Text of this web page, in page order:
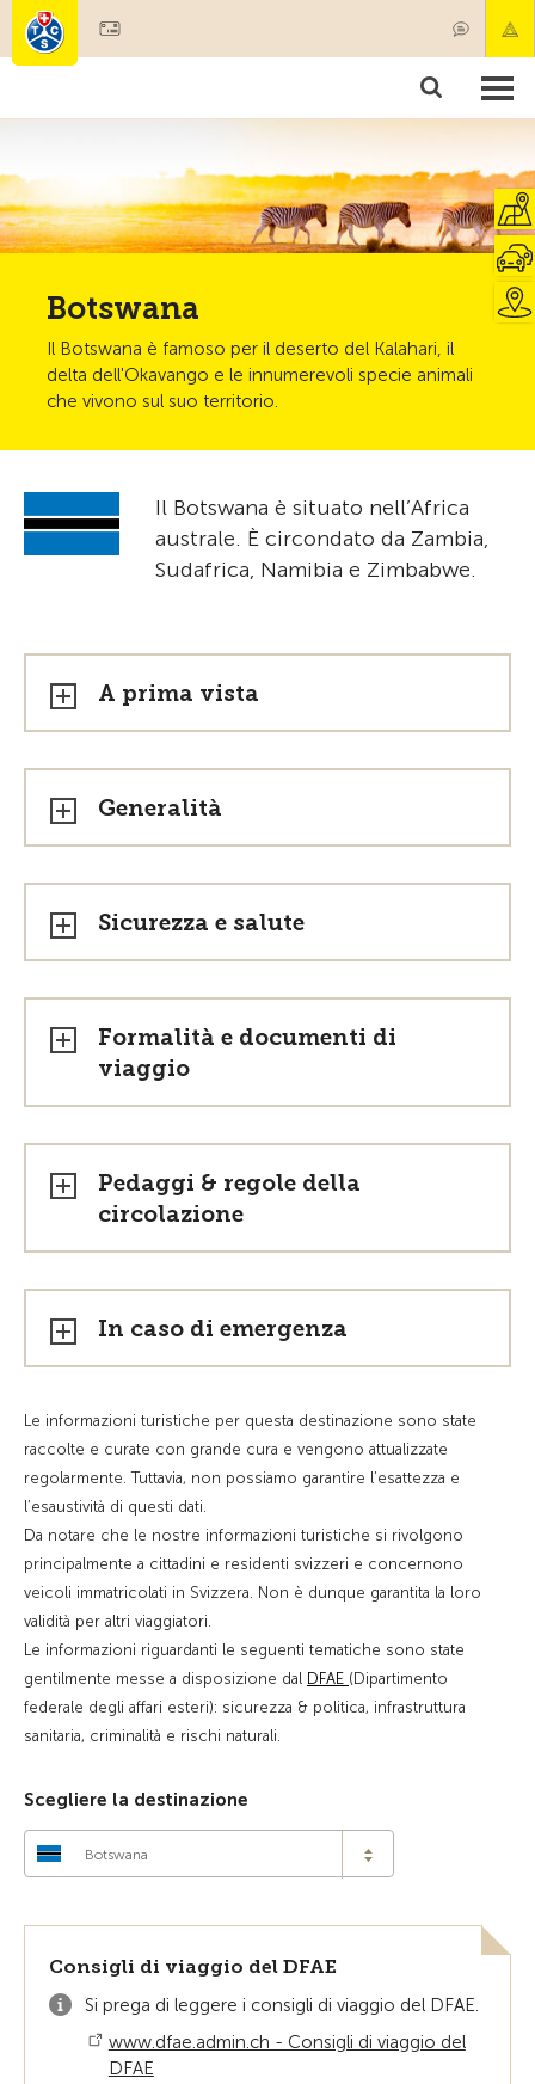
Societariato & prestazioni
Botswana
Il Botswana è famoso per il deserto del Kalahari, il
delta dell'Okavango e le innumerevoli specie animali
che vivono sul suo territorio.
Il Botswana è situato nell’Africa
australe. È circondato da Zambia,
Sudafrica, Namibia e Zimbabwe.
A prima vista
Generalità
Sicurezza e salute
Formalità e documenti di
viaggio
Pedaggi & regole della
circolazione
In caso di emergenza
Le informazioni turistiche per questa destinazione sono state
raccolte e curate con grande cura e vengono attualizzate
regolarmente. Tuttavia, non possiamo garantire l’esattezza e
l’esaustività di questi dati.
Da notare che le nostre informazioni turistiche si rivolgono
principalmente a cittadini e residenti svizzeri e concernono
veicoli immatricolati in Svizzera. Non è dunque garantita la loro
validità per altri viaggiatori.
Le informazioni riguardanti le seguenti tematiche sono state
gentilmente messe a disposizione dal DFAE (Dipartimento
federale degli affari esteri): sicurezza & politica, infrastruttura
sanitaria, criminalità e rischi naturali.
Scegliere la destinazione
Botswana
Consigli di viaggio del DFAE
Si prega di leggere i consigli di viaggio del DFAE.
www.dfae.admin.ch - Consigli di viaggio del
DFAE